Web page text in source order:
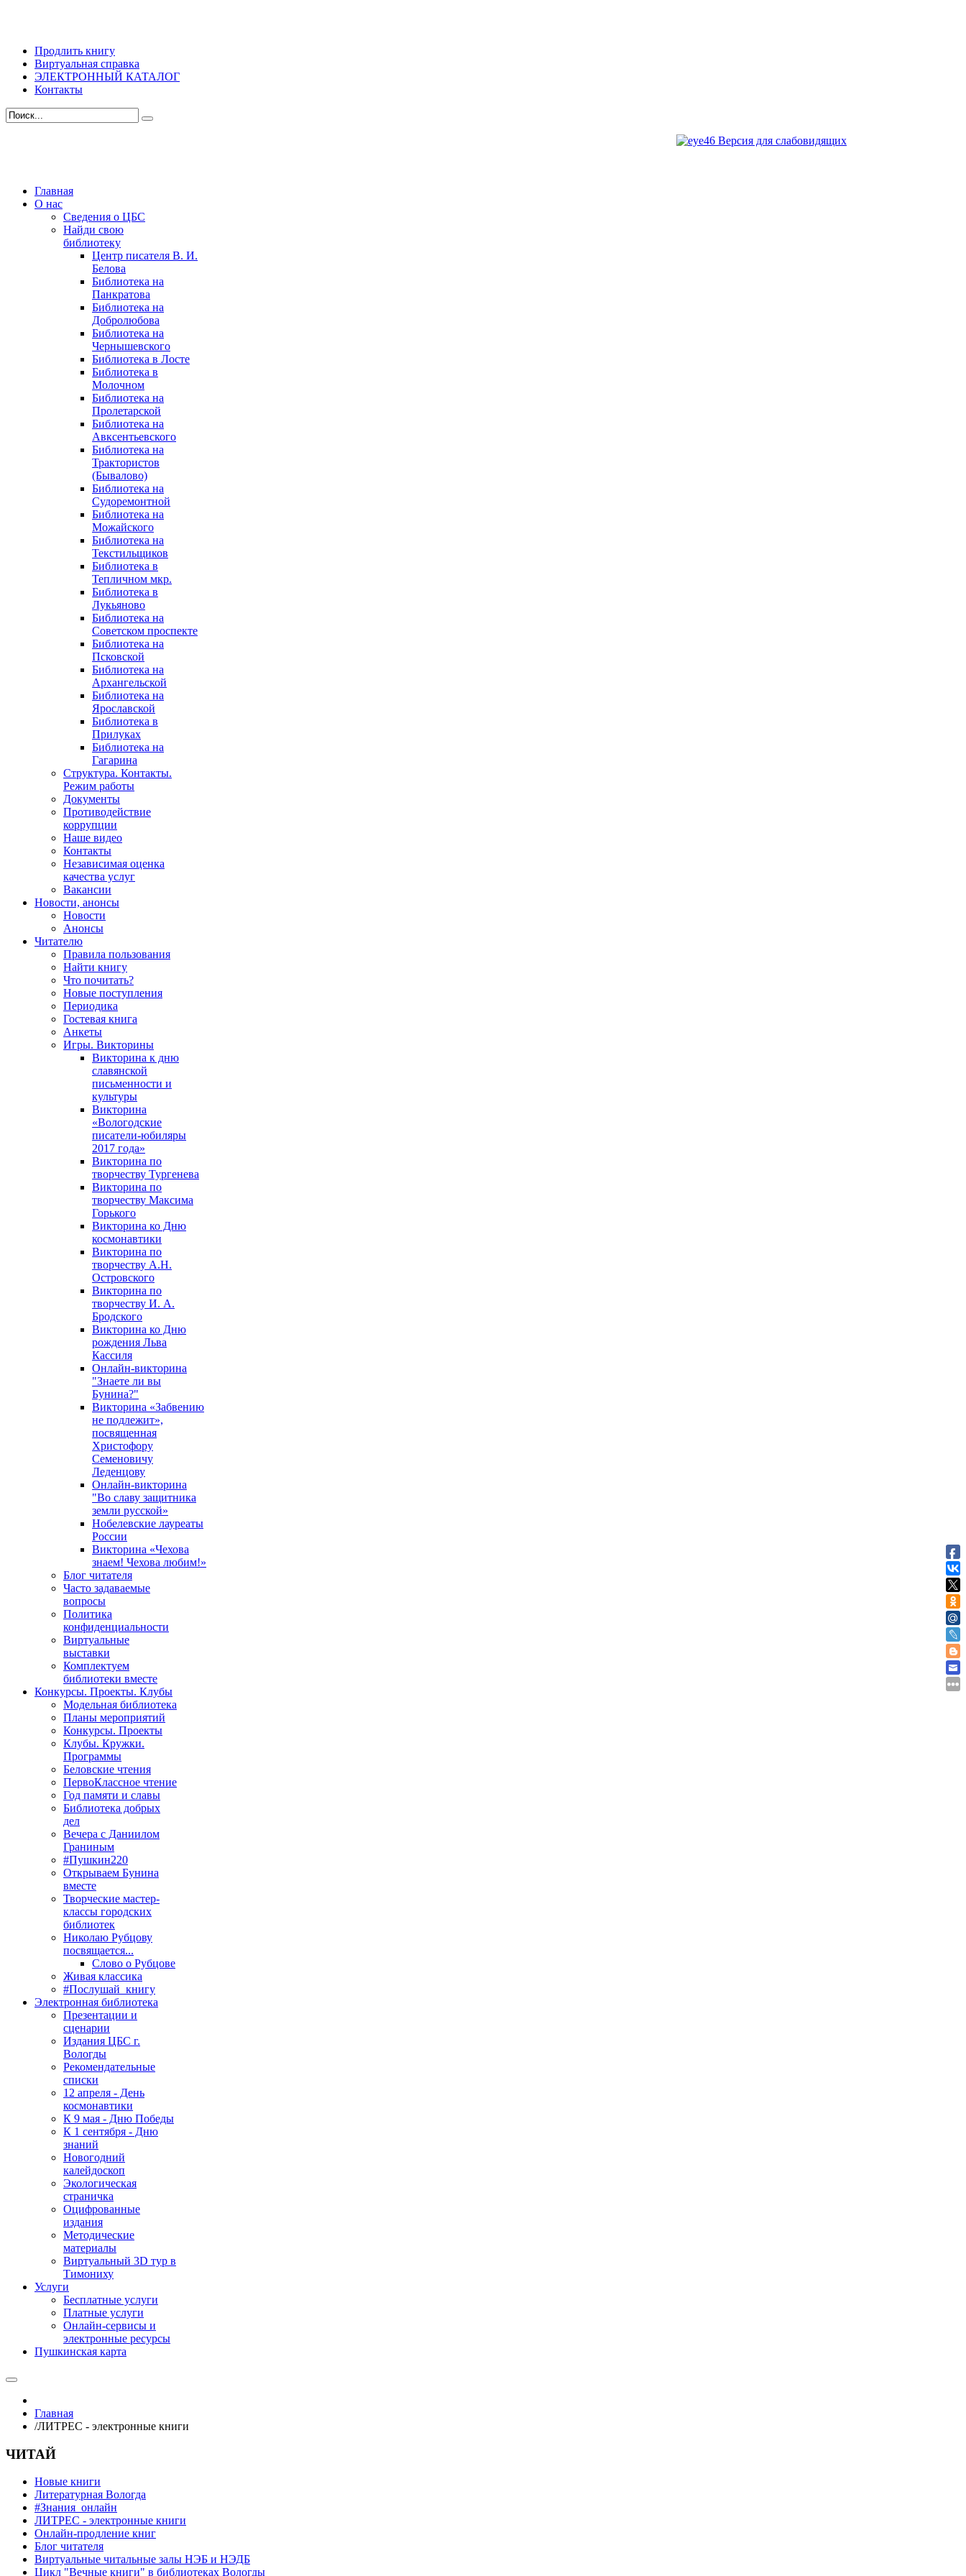
Продлить книгу
Виртуальная справка
ЭЛЕКТРОННЫЙ КАТАЛОГ
Контакты
Версия для слабовидящих
Главная
О нас
Сведения о ЦБС
Найди свою
библиотеку
Центр писателя В. И.
Белова
Библиотека на
Панкратова
Библиотека на
Добролюбова
Библиотека на
Чернышевского
Библиотека в Лосте
Библиотека в
Молочном
Библиотека на
Пролетарской
Библиотека на
Авксентьевского
Библиотека на
Трактористов
(Бывалово)
Библиотека на
Судоремонтной
Библиотека на
Можайского
Библиотека на
Текстильщиков
Библиотека в
Тепличном мкр.
Библиотека в
Лукьяново
Библиотека на
Советском проспекте
Библиотека на
Псковской
Библиотека на
Архангельской
Библиотека на
Ярославской
Библиотека в
Прилуках
Библиотека на
Гагарина
Структура. Контакты.
Режим работы
Документы
Противодействие
коррупции
Наше видео
Контакты
Независимая оценка
качества услуг
Вакансии
Новости, анонсы
Новости
Анонсы
Читателю
Правила пользования
Найти книгу
Что почитать?
Новые поступления
Периодика
Гостевая книга
Анкеты
Игры. Викторины
Викторина к дню
славянской
письменности и
культуры
Викторина
«Вологодские
писатели-юбиляры
2017 года»
Викторина по
творчеству Тургенева
Викторина по
творчеству Максима
Горького
Викторина ко Дню
космонавтики
Викторина по
творчеству А.Н.
Островского
Викторина по
творчеству И. А.
Бродского
Викторина ко Дню
рождения Льва
Кассиля
Онлайн-викторина
"Знаете ли вы
Бунина?"
Викторина «Забвению
не подлежит»,
посвященная
Христофору
Семеновичу
Леденцову
Онлайн-викторина
"Во славу защитника
земли русской»
Нобелевские лауреаты
России
Викторина «Чехова
знаем! Чехова любим!»
Блог читателя
Часто задаваемые
вопросы
Политика
конфиденциальности
Виртуальные
выставки
Комплектуем
библиотеки вместе
Конкурсы. Проекты. Клубы
Модельная библиотека
Планы мероприятий
Конкурсы. Проекты
Клубы. Кружки.
Программы
Беловские чтения
ПервоКлассное чтение
Год памяти и славы
Библиотека добрых
дел
Вечера с Даниилом
Граниным
#Пушкин220
Открываем Бунина
вместе
Творческие мастер-
классы городских
библиотек
Николаю Рубцову
посвящается...
Слово о Рубцове
Живая классика
#Послушай_книгу
Электронная библиотека
Презентации и
сценарии
Издания ЦБС г.
Вологды
Рекомендательные
списки
12 апреля - День
космонавтики
К 9 мая - Дню Победы
К 1 сентября - Дню
знаний
Новогодний
калейдоскоп
Экологическая
страничка
Оцифрованные
издания
Методические
материалы
Виртуальный 3D тур в
Тимониху
Услуги
Бесплатные услуги
Платные услуги
Онлайн-сервисы и
электронные ресурсы
Пушкинская карта
Главная
/ЛИТРЕС - электронные книги
ЧИТАЙ
Новые книги
Литературная Вологда
#Знания_онлайн
ЛИТРЕС - электронные книги
Онлайн-продление книг
Блог читателя
Виртуальные читальные залы НЭБ и НЭДБ
Цикл "Вечные книги" в библиотеках Вологды